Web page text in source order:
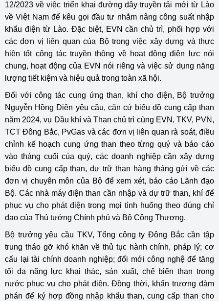
12/2023 về việc triển khai đường dây truyền tải mới từ Lào
về Việt Nam để kêu gọi đầu tư nhằm nâng công suất nhập
khẩu điện từ Lào. Đặc biệt, EVN cần chủ trì, phối hợp với
các đơn vị liên quan của Bộ trong việc xây dựng và thực
hiện tốt công tác truyền thông về hoạt động điện lực nói
chung, hoạt động của EVN nói riêng và việc sử dụng năng
lượng tiết kiệm và hiệu quả trong toàn xã hội.
Đối với công tác cung ứng than, khí cho điện, Bộ trưởng
Nguyễn Hồng Diên yêu cầu, căn cứ biểu đồ cung cấp than
năm 2024, vụ Dầu khí và Than chủ trì cùng EVN, TKV, PVN,
TCT Đông Bắc, PvGas và các đơn vị liên quan rà soát, điều
chỉnh kế hoạch cung ứng than theo từng quý và báo cáo
vào tháng cuối của quý, các doanh nghiệp cần xây dựng
biểu đồ cung cấp than, dự trữ than hàng tháng gửi về các
đơn vị chuyên môn của Bộ để xem xét, báo cáo Lãnh đạo
Bộ. Các nhà máy điện than cần nhập và dự trữ than, khí để
phục vụ cho phát điện trong mọi tình huống theo đúng chỉ
đạo của Thủ tướng Chính phủ và Bộ Công Thương.
Bộ trưởng yêu cầu TKV, Tổng công ty Đông Bắc cần tập
trung tháo gỡ khó khăn về thủ tục hành chính, pháp lý; cơ
cấu lại tài chính doanh nghiệp; đổi mới công nghệ để tăng
tối đa năng lực khai thác, sản xuất, chế biến than trong
nước phục vụ cho phát điện. Đồng thời, khẩn trương đàm
phán để ký hợp đồng nhập khẩu than, cung cấp than cho